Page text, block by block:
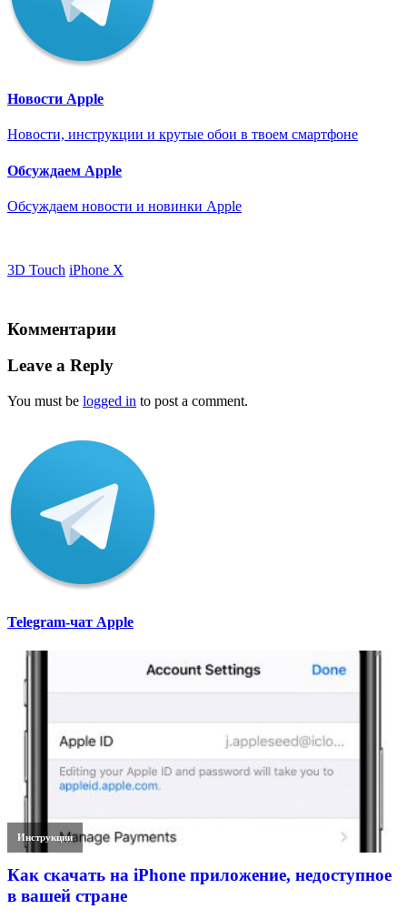
Новости Apple
Новости, инструкции и крутые обои в твоем смартфоне
Обсуждаем Apple
Обсуждаем новости и новинки Apple
3D Touch iPhone X
Комментарии
Leave a Reply
You must be logged in to post a comment.
Telegram-чат Apple
Инструкции
Как скачать на iPhone приложение, недоступное
в вашей стране